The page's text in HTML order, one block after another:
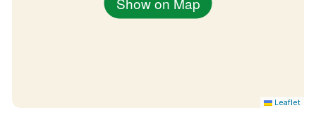
Leaflet